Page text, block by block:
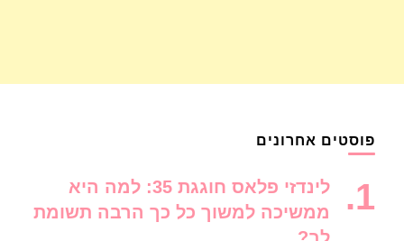
פוסטים אחרונים
לינדזי פלאס חוגגת 35: למה היא
ממשיכה למשוך כל כך הרבה תשומת